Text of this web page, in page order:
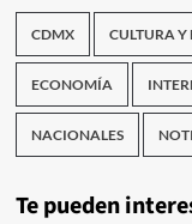
CDMX CULTURA
ECONOMÍA
NACIONALES
Te pueden